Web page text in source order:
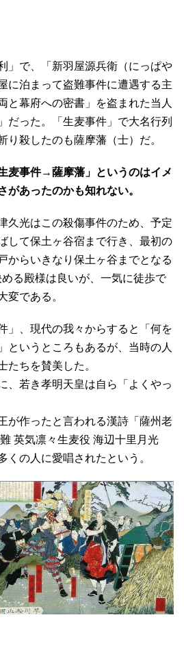
」で、「新羽屋源兵衛（にっぱや
に泊まって盗難事件に遭遇する主
と幕府への密書」を盗まれた当人
だった。「生麦事件」で大名行列
り殺したのも薩摩藩（士）だ。
麦事件→薩摩藩」というのはイメ
があったのかも知れない。
久光はこの殺傷事件のため、予定
して保土ヶ谷宿まで行き、最初の
からいきなり保土ヶ谷までとなる
る殿様は良いが、一気に徒歩で
変である。
」、現代の我々からすると「何を
いうところもあるが、当時の人
たちを賛美した。
、若き孝明天皇は自ら「よくやっ
が作ったと言われる漢詩「薩州老
英気凛々生麦役 海辺十里月光
くの人に愛唱されたという。